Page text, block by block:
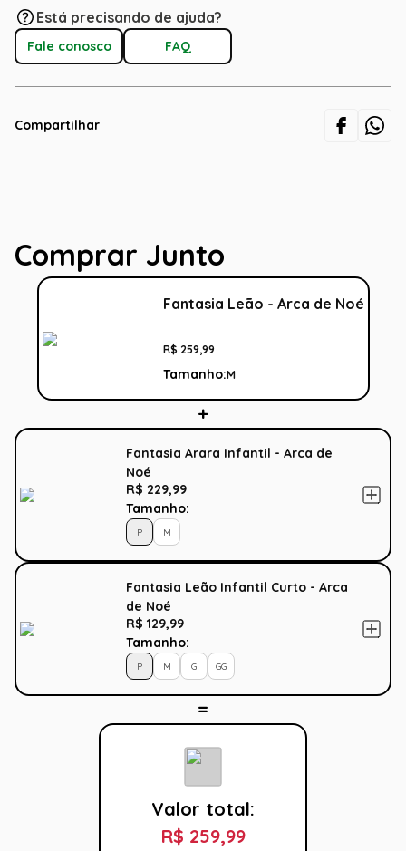
Está precisando de ajuda?
Fale conosco FAQ
Compartilhar
Comprar Junto
Fantasia Leão - Arca de Noé
R$ 259,99
Tamanho:M
Fantasia Arara Infantil - Arca de
Noé
R$ 229,99
Tamanho:
P M
Fantasia Leão Infantil Curto - Arca
de Noé
R$ 129,99
Tamanho:
P M G GG
Valor total:
R$ 259,99